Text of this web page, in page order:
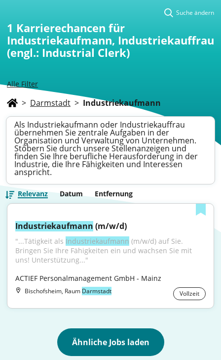
Alle Filter
Suche ändern
1 Karrierechancen für
Industriekaufmann, Industriekauffrau
(engl.: Industrial Clerk)
> Darmstadt > Industriekaufmann
Als Industriekaufmann oder Industriekauffrau
übernehmen Sie zentrale Aufgaben in der
Organisation und Verwaltung von Unternehmen.
Stöbern Sie durch unsere Stellenanzeigen und
finden Sie Ihre berufliche Herausforderung in der
Industrie, die Ihre Fähigkeiten und Interessen
anspricht.
Relevanz Datum Entfernung
Industriekaufmann (m/w/d)
"...Tätigkeit als Industriekaufmann (m/w/d) auf Sie.
Bringen Sie Ihre Fähigkeiten ein und wachsen Sie mit
uns! Unterstützung..."
ACTIEF Personalmanagement GmbH - Mainz
Bischofsheim, Raum Darmstadt Vollzeit
Ähnliche Jobs laden